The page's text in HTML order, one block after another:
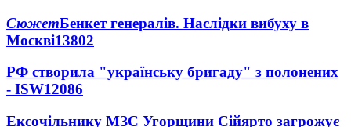
СюжетБенкет генералів. Наслідки вибуху в
Москві13802
РФ створила "українську бригаду" з полонених
- ISW12086
Ексочільнику МЗС Угорщини Сійярто загрожує